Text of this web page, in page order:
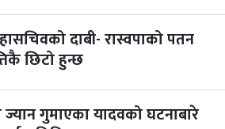
दाबी- रास्वपाको पतन
छिटो हुन्छ
ज्यान गुमाएका यादवको घटनाबारे